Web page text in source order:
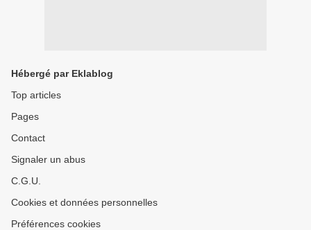
Hébergé par Eklablog
Top articles
Pages
Contact
Signaler un abus
C.G.U.
Cookies et données personnelles
Préférences cookies